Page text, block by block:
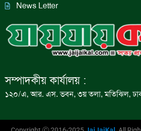
News Letter
সম্পাদকীয় কার্যালয় :
১২০/এ, আর. এস. ভবন, ৩য় তলা, মতিঝিল,